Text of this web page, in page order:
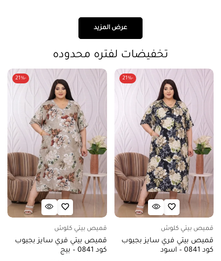
عرض المزيد
تخفيضات لفتره محدوده
-21%
قميص بيتي كلوش
قميص بيتي فري سايز بجيوب
كود 0841 – اسود
-21%
قميص بيتي كلوش
قميص بيتي فري سايز بجيوب
كود 0841 – بيج